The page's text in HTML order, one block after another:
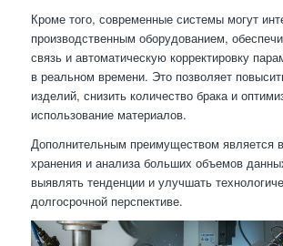
Кроме того, современные системы могут
производственным оборудованием,
связь и автоматическую корректировку
в реальном времени. Это позволяет
изделий, снизить количество брака и
использование материалов.
Дополнительным преимуществом является
хранения и анализа больших объемов
выявлять тенденции и улучшать
долгосрочной перспективе.